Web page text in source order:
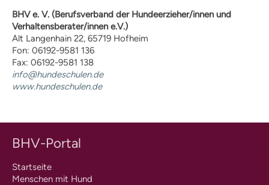
Multimedia
Audios: BHV Podcast
Videos: Online-Diskussionsrunden
Service
Downloads für Hundetrainer
Hundetrainer werden im BHV
Neuigkeiten
Hundehalter
BHVe. V. (Berufsverband der Hundeerzieher/innen und
Verhaltensberater/innen e.V.)
Alt Langenhain 22, 65719 Hofheim
Fon: 06192-9581 136
Fax: 06192-9581 138
info@hundeschulen.de
www.hundeschulen.de
BHV-Portal
Startseite
Menschen mit Hund